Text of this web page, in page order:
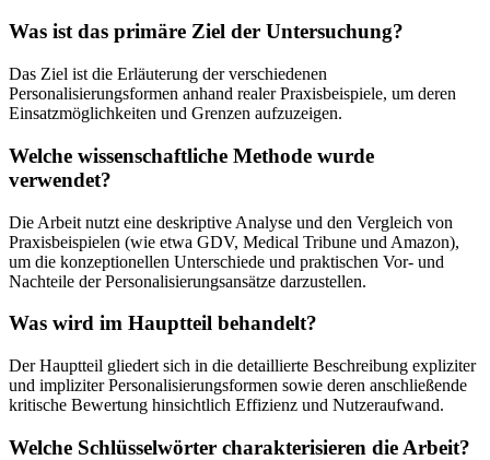
Was ist das primäre Ziel der Untersuchung?
Das Ziel ist die Erläuterung der verschiedenen
Personalisierungsformen anhand realer Praxisbeispiele, um deren
Einsatzmöglichkeiten und Grenzen aufzuzeigen.
Welche wissenschaftliche Methode wurde
verwendet?
Die Arbeit nutzt eine deskriptive Analyse und den Vergleich von
Praxisbeispielen (wie etwa GDV, Medical Tribune und Amazon),
um die konzeptionellen Unterschiede und praktischen Vor- und
Nachteile der Personalisierungsansätze darzustellen.
Was wird im Hauptteil behandelt?
Der Hauptteil gliedert sich in die detaillierte Beschreibung expliziter
und impliziter Personalisierungsformen sowie deren anschließende
kritische Bewertung hinsichtlich Effizienz und Nutzeraufwand.
Welche Schlüsselwörter charakterisieren die Arbeit?